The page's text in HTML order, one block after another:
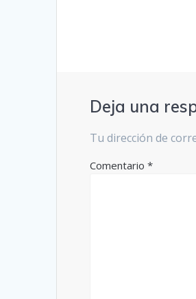
Deja una
Tu dirección de
Comentario*